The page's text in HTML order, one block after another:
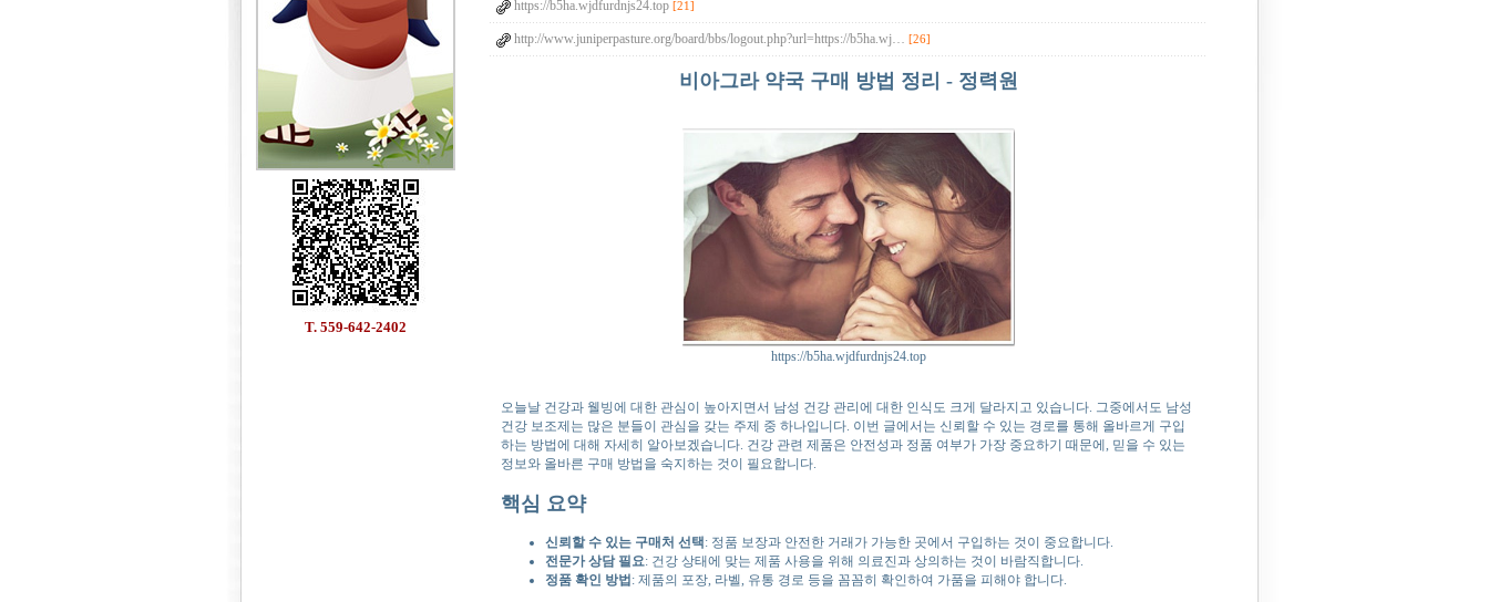
T. 559-642-2402
https://b5ha.wjdfurdnjs24.top [21]
http://www.juniperpasture.org/board/bbs/logout.php?url=https://b5ha.wj… [26]
비아그라 약국 구매 방법 정리 - 정력원
https://b5ha.wjdfurdnjs24.top
오늘날 건강과 웰빙에 대한 관심이 높아지면서 남성 건강 관리에 대한 인식도 크게 달라지고 있습니다. 그중에서도 남성
건강 보조제는 많은 분들이 관심을 갖는 주제 중 하나입니다. 이번 글에서는 신뢰할 수 있는 경로를 통해 올바르게 구입
하는 방법에 대해 자세히 알아보겠습니다. 건강 관련 제품은 안전성과 정품 여부가 가장 중요하기 때문에, 믿을 수 있는
정보와 올바른 구매 방법을 숙지하는 것이 필요합니다.
핵심 요약
신뢰할 수 있는 구매처 선택: 정품 보장과 안전한 거래가 가능한 곳에서 구입하는 것이 중요합니다.
전문가 상담 필요: 건강 상태에 맞는 제품 사용을 위해 의료진과 상의하는 것이 바람직합니다.
정품 확인 방법: 제품의 포장, 라벨, 유통 경로 등을 꼼꼼히 확인하여 가품을 피해야 합니다.